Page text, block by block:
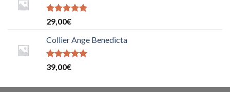
Note
5.0000000000000000
sur 5
29,00€
Collier Ange Benedicta
Note5sur
39,00€